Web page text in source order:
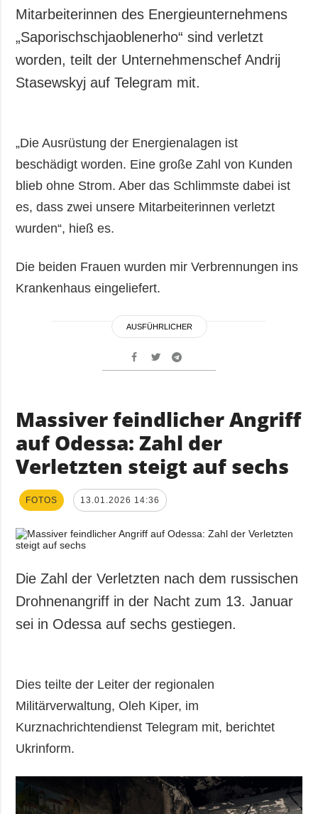
Mitarbeiterinnen des Energieunternehmens
„Saporischschjaoblenerho“ sind verletzt
worden, teilt der Unternehmenschef Andrij
Stasewskyj auf Telegram mit.
„Die Ausrüstung der Energienalagen ist
beschädigt worden. Eine große Zahl von Kunden
blieb ohne Strom. Aber das Schlimmste dabei ist
es, dass zwei unsere Mitarbeiterinnen verletzt
wurden“, hieß es.
Die beiden Frauen wurden mir Verbrennungen ins
Krankenhaus eingeliefert.
AUSFÜHRLICHER
Massiver feindlicher Angriff
auf Odessa: Zahl der
Verletzten steigt auf sechs
FOTOS 13.01.2026 14:36
Die Zahl der Verletzten nach dem russischen
Drohnenangriff in der Nacht zum 13. Januar
sei in Odessa auf sechs gestiegen.
Dies teilte der Leiter der regionalen
Militärverwaltung, Oleh Kiper, im
Kurznachrichtendienst Telegram mit, berichtet
Ukrinform.